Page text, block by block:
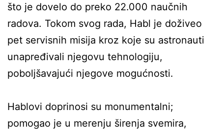
što je dovelo do preko 22.000 naučnih
radova. Tokom svog rada, Habl je doživeo
pet servisnih misija kroz koje su astronauti
unapređivali njegovu tehnologiju,
poboljšavajući njegove mogućnosti.
Hablovi doprinosi su monumentalni;
pomogao je u merenju širenja svemira,